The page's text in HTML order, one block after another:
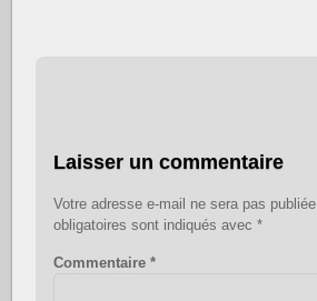
Laisser un commentaire
Votre adresse e-mail ne sera pas publiée.
obligatoires sont indiqués avec *
Commentaire *